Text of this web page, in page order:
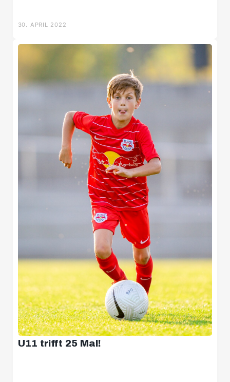
30. APRIL 2022
U11 trifft 25 Mal!